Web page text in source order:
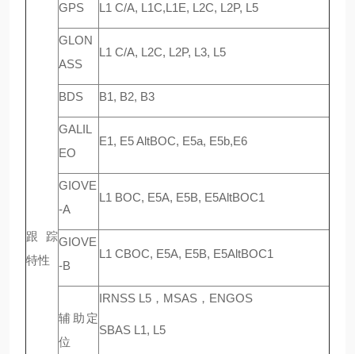
跟踪
特性
GPS L1 C/A, L1C,L1E, L2C, L2P, L5
GLON
ASS
L1 C/A, L2C, L2P, L3, L5
BDS B1, B2, B3
GALIL
EO
E1, E5 AltBOC, E5a, E5b,E6
GIOVE
-A
L1 BOC, E5A, E5B, E5AltBOC1
GIOVE
-B
L1 CBOC, E5A, E5B, E5AltBOC1
辅助定
位
IRNSS L5，MSAS，ENGOS
SBAS L1, L5